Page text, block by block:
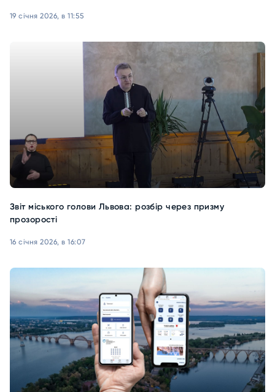
19 січня 2026, в 11:55
Звіт міського голови Львова: розбір через призму
прозорості
16 січня 2026, в 16:07